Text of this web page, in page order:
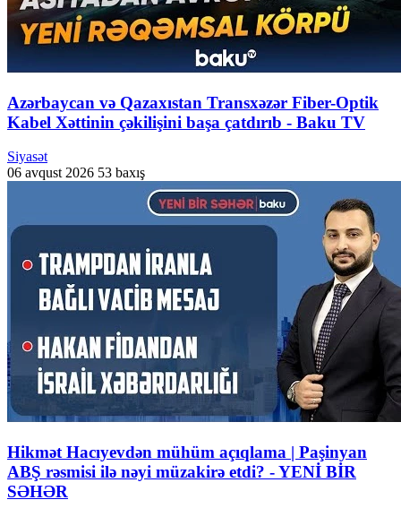
Azərbaycan və Qazaxıstan Transxəzər Fiber-Optik
Kabel Xəttinin çəkilişini başa çatdırıb - Baku TV
Siyasət
06 avqust 2026 53 baxış
Hikmət Hacıyevdən mühüm açıqlama | Paşinyan
ABŞ rəsmisi ilə nəyi müzakirə etdi? - YENİ BİR
SƏHƏR